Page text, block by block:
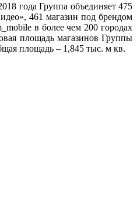
года Группа объединяет 475
461 магазин под брендом
в более чем 200 городах
площадь магазинов Группы
площадь – 1,845 тыс. м кв.